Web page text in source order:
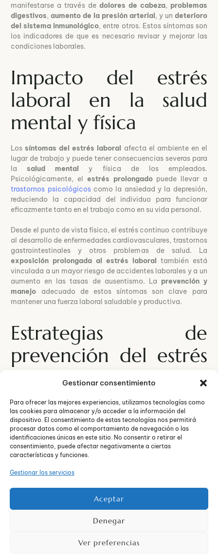
Gestionar consentimiento
Para ofrecer las mejores experiencias, utilizamos tecnologías como
las cookies para almacenar y/o acceder a la información del
dispositivo. El consentimiento de estas tecnologías nos permitirá
procesar datos como el comportamiento de navegación o las
identificaciones únicas en este sitio. No consentir o retirar el
consentimiento, puede afectar negativamente a ciertas
características y funciones.
Gestionar los servicios
Aceptar
Denegar
Ver preferencias
manifestarse a través de dolores de cabeza, problemas
digestivos,aumento de la presión arterial, y un deterioro
del sistema inmunológico, entre otros. Estos síntomas son
los indicadores de que es necesario revisar y mejorar las
condiciones laborales.
Impacto del estrés
laboral en la salud
mental y física
Lossíntomas del estrés laboral afecta el ambiente en el
lugar de trabajo y puede tener consecuencias severas para
lasalud mental y física de los empleados.
Psicológicamente, el estrés prolongado puede llevar a
trastornos psicológicoscomo la ansiedad y la depresión,
reduciendo la capacidad del individuo para funcionar
eficazmente tanto en el trabajo como en su vida personal.
Desde el punto de vista físico, el estrés continuo contribuye
al desarrollo de enfermedades cardiovasculares, trastornos
gastrointestinales y otros problemas de salud. La
exposición prolongada al estrés laboral también está
vinculada a un mayor riesgo de accidentes laborales y a un
aumento en las tasas de ausentismo. La prevención y
manejo adecuado de estos síntomas son clave para
mantener una fuerza laboral saludable y productiva.
Estrategias de
prevención del estrés
laboral
Prevenir los síntomas del estrés laboral